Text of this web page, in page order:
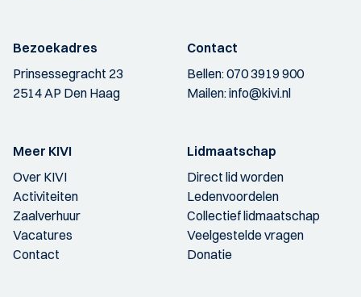
Bezoekadres
Prinsessegracht 23
2514 AP Den Haag
Contact
Bellen:070 3919 900
Mailen:info@kivi.nl
Meer KIVI
Over KIVI
Activiteiten
Zaalverhuur
Vacatures
Contact
Lidmaatschap
Direct lid worden
Ledenvoordelen
Collectief lidmaatschap
Veelgestelde vragen
Donatie